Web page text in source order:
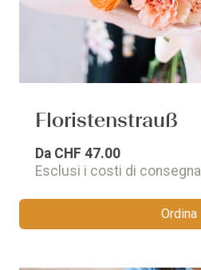
Floristenstrauß
Da CHF 47.00
Esclusi i costi di consegna
Ordina